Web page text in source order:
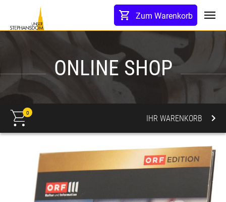
springen
Zum Warenkorb
ONLINE SHOP
0
IHR WARENKORB